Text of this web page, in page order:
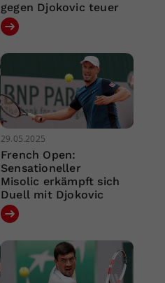
gegen Djokovic teuer
29.05.2025
French Open:
Sensationeller
Misolic erkämpft sich
Duell mit Djokovic